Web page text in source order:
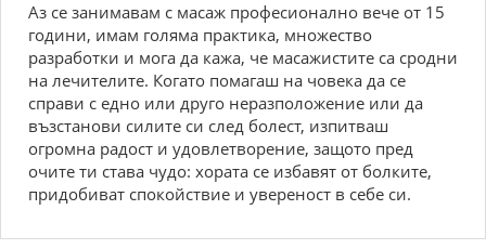
Аз се занимавам с масаж професионално вече от 15
години, имам голяма практика, множество
разработки и мога да кажа, че масажистите са сродни
на лечителите. Когато помагаш на човека да се
справи с едно или друго неразположение или да
възстанови силите си след болест, изпитваш
огромна радост и удовлетворение, защото пред
очите ти става чудо: хората се избавят от болките,
придобиват спокойствие и увереност в себе си.